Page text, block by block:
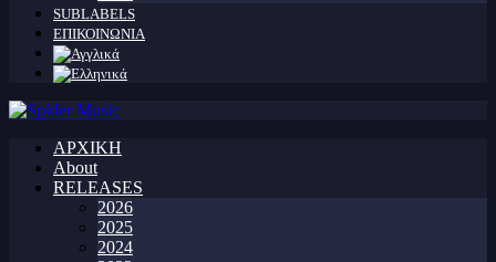
SUBLABELS
ΕΠΙΚΟΙΝΩΝΙΑ
ΑΡΧΙΚΗ
About
RELEASES
2026
2025
2024